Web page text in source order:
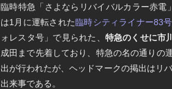
臨時特急「さよならリバイバルカラー赤
は1月に運転された臨時シティライナー83号
ォレスタ号」で見られた、 特急のくせに市
成田まで先着しており、特急の名の通りの
出が行われたが、ヘッドマークの掲出はリ
出来事である。